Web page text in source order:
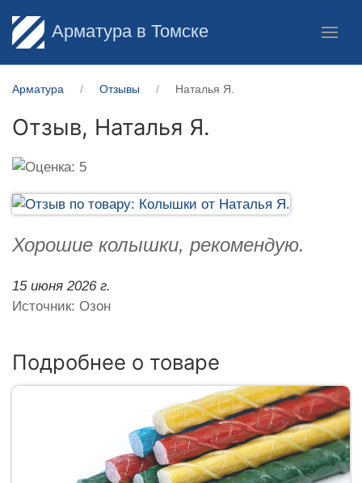
Арматура в Томске
Арматура Отзывы Наталья Я.
Отзыв, Наталья Я.
Хорошие колышки, рекомендую.
15 июня 2026 г.
Источник: Озон
Подробнее о товаре